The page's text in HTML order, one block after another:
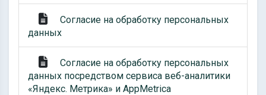
Согласие на обработку персональных
данных
Согласие на обработку персональных
данных посредством сервиса веб-аналитики
«Яндекс. Метрика» и AppMetrica